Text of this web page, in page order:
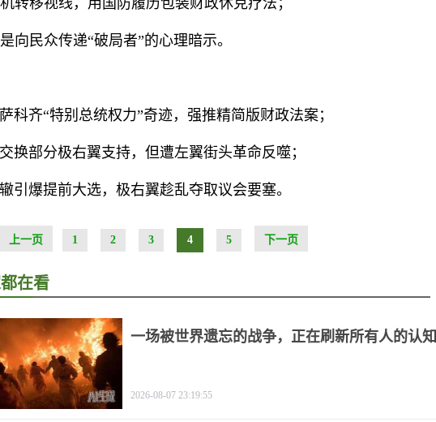
转移视线，用国防履历包装财政休克疗法；
向民众传递“破局者”的心理暗示。
科齐“特别总统权力”奇迹，强推精简版财政法案；
换部分极右翼支持，但遭左翼街头革命反噬；
引爆提前大选，极右翼趁乱夺取议会要塞。
上一页 1 2 3 4 5 下一页
在看
一场被世界遗忘的战争，正在刷新所有人的认知
2026-08-07 23:19:55